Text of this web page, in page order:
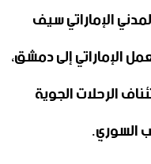
الإماراتي سيف
الإماراتي إلى دمشق،
الرحلات الجوية
السوري.